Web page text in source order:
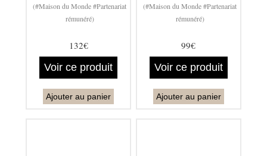
(#Maison du Monde #Partenariat
rémunéré)
132€
Voir ce produit
Ajouter au panier
(#Maison du Monde #Partenariat
rémunéré)
99€
Voir ce produit
Ajouter au panier